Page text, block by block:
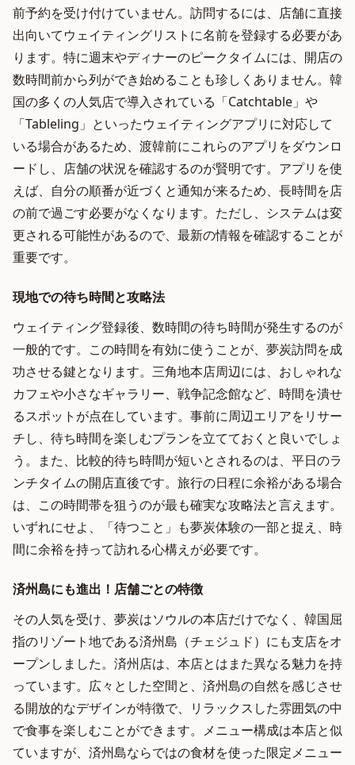
前予約を受け付けていません。訪問するには、店舗に直接
出向いてウェイティングリストに名前を登録する必要があ
ります。特に週末やディナーのピークタイムには、開店の
数時間前から列ができ始めることも珍しくありません。韓
国の多くの人気店で導入されている「Catchtable」や
「Tableling」といったウェイティングアプリに対応して
いる場合があるため、渡韓前にこれらのアプリをダウンロ
ードし、店舗の状況を確認するのが賢明です。アプリを使
えば、自分の順番が近づくと通知が来るため、長時間を店
の前で過ごす必要がなくなります。ただし、システムは変
更される可能性があるので、最新の情報を確認することが
重要です。
現地での待ち時間と攻略法
ウェイティング登録後、数時間の待ち時間が発生するのが
一般的です。この時間を有効に使うことが、夢炭訪問を成
功させる鍵となります。三角地本店周辺には、おしゃれな
カフェや小さなギャラリー、戦争記念館など、時間を潰せ
るスポットが点在しています。事前に周辺エリアをリサー
チし、待ち時間を楽しむプランを立てておくと良いでしょ
う。また、比較的待ち時間が短いとされるのは、平日のラ
ンチタイムの開店直後です。旅行の日程に余裕がある場合
は、この時間帯を狙うのが最も確実な攻略法と言えます。
いずれにせよ、「待つこと」も夢炭体験の一部と捉え、時
間に余裕を持って訪れる心構えが必要です。
済州島にも進出！店舗ごとの特徴
その人気を受け、夢炭はソウルの本店だけでなく、韓国屈
指のリゾート地である済州島（チェジュド）にも支店をオ
ープンしました。済州店は、本店とはまた異なる魅力を持
っています。広々とした空間と、済州島の自然を感じさせ
る開放的なデザインが特徴で、リラックスした雰囲気の中
で食事を楽しむことができます。メニュー構成は本店と似
ていますが、済州島ならではの食材を使った限定メニュー